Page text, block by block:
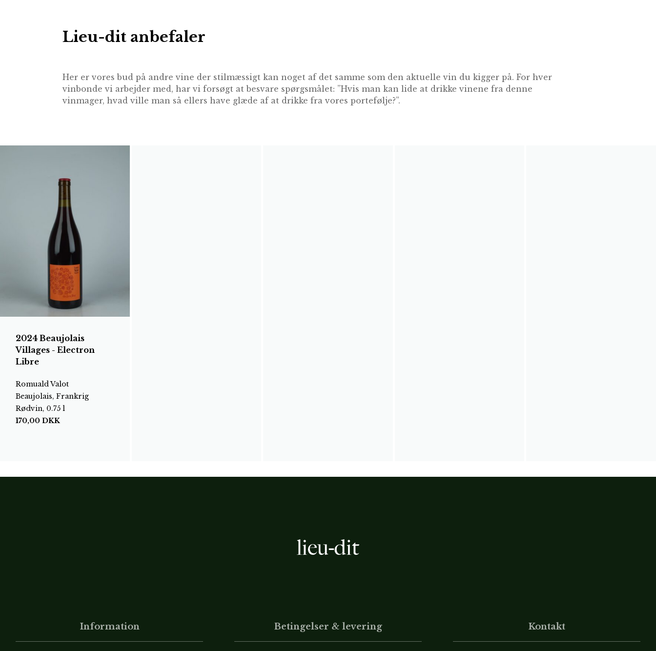
Lieu-dit anbefaler
Her er vores bud på andre vine der stilmæssigt kan noget af det samme som den aktuelle vin du kigger på. For hver
vinbonde vi arbejder med, har vi forsøgt at besvare spørgsmålet: ”Hvis man kan lide at drikke vinene fra denne
vinmager, hvad ville man så ellers have glæde af at drikke fra vores portefølje?”.
2024 Beaujolais
Villages - Electron
Libre
Romuald Valot
Beaujolais, Frankrig
Rødvin, 0.75 l
170,00 DKK
Information Betingelser & levering Kontakt